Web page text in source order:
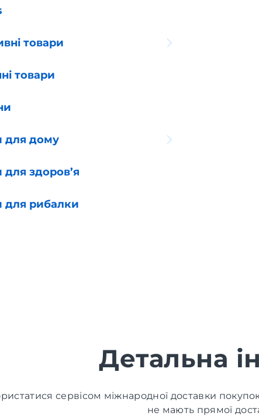
товари
товари
для дому
для здоров’я
для рибалки
Детальна
сервісом міжнародної доставки
не мають прямої